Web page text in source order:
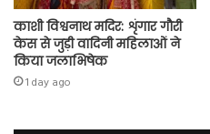
काशी विश्वनाथ मदिर: शृंगार गौरी
केस से जुड़ी वादिनी महिलाओं ने
किया जलाभिषेक
1 day ago